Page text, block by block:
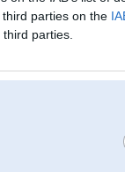
parties on the
parties.
pārbaudi, tīri
ko ieteikt Rīgā - centra